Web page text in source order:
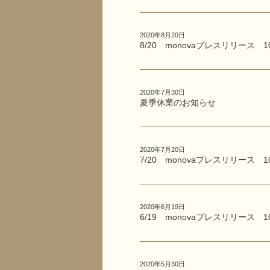
2020年8月20日
8/20 monovaプレスリリース
2020年7月30日
夏季休業のお知らせ
2020年7月20日
7/20 monovaプレスリリース
2020年6月19日
6/19 monovaプレスリリース
2020年5月30日